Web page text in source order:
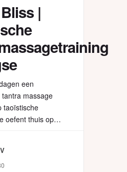
|
een
massage
taoïstische
oefent thuis op
je in de
meer kan
er een online